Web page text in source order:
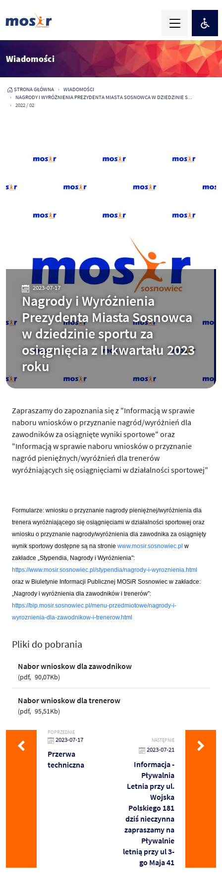
Wiadomości
STRONA GŁÓWNA
WIADOMOŚCI
NAGRODY I WYRÓŻNIENIA PREZYDENTA MIASTA SOSNOWCA W DZIEDZINIE S...
2022 / 02
2023-07-17
Nagrody i Wyróżnienia
Prezydenta Miasta Sosnowca
w dziedzinie sportu za
osiągnięcia z II kwartału 2023
roku
Zapraszamy do zapoznania się z "Informacją w sprawie
naboru wniosków o przyznanie nagród/wyróżnień dla
zawodników za osiągnięte wyniki sportowe" oraz
"Informacją w sprawie naboru wniosków o przyznanie
nagród pieniężnych/wyróżnień dla trenerów
wyróżniających się osiągnięciami w działalności sportowej"
Formularze: wniosku o przyznanie nagrody pieniężnej/wyróżnienia dla
trenera wyróżniającego się osiągnięciami w działalności sportowej oraz
wniosku o przyznanie nagrody/wyróżnienia dla zawodnika za osiągnięty
wynik sportowy dostępne są na stronie www.mosir.sosnowiec.pl w
zakładce „Stypendia, Nagrody i Wyróżnienia":
https://www.mosir.sosnowiec.pl/stypendia/nagrody-i-wyroznienia.html
oraz w Biuletynie Informacji Publicznej MOSiR Sosnowiec w zakładce:
„Nagrody i wyróżnienia dla zawodników i trenerów”:
https://bip.mosir.sosnowiec.pl/menu-przedmiotowe/nagrody-i-
wyroznienia-dla-zawodnikow-i-trenerow.html
Pliki do pobrania
Nabor wnioskow dla zawodnikow
pdf 90,07Kb
Nabor wnioskow dla trenerow
pdf 95,51Kb
POPRZEDNIE
2023-07-17
Przerwa
techniczna
NASTĘPNIE
2023-07-21
Informacja -
Pływalnia
Letnia przy ul.
Wojska
Polskiego 181
dziś nieczynna
zapraszamy na
Pływalnie
letnią przy ul 3-
go Maja 41